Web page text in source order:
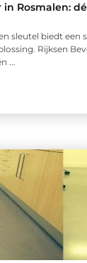
Rosmalen:
sleutel biedt een
Rijksen
...